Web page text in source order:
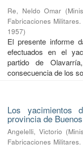
Re, Neldo Omar (
Fabricaciones
1957)
El presente informe
efectuados en el
partido de
consecuencia de los
Los
provincia de
Angelelli, Victorio (
Fabricaciones